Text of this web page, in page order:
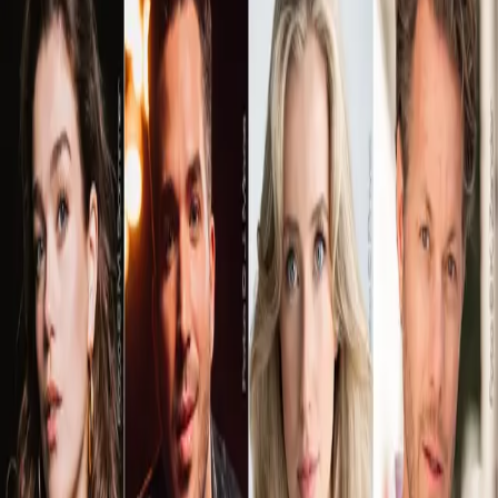
Nienke Latten, Lisanne
Veeneman, Riccardo Greco &
Mark Seibert
Theater im Park
Nienke Latten, Lisanne Veeneman,
Riccardo Greco & Mark Seibert
Dates
Details
August 2026
Sunday08/09/26, 19:30